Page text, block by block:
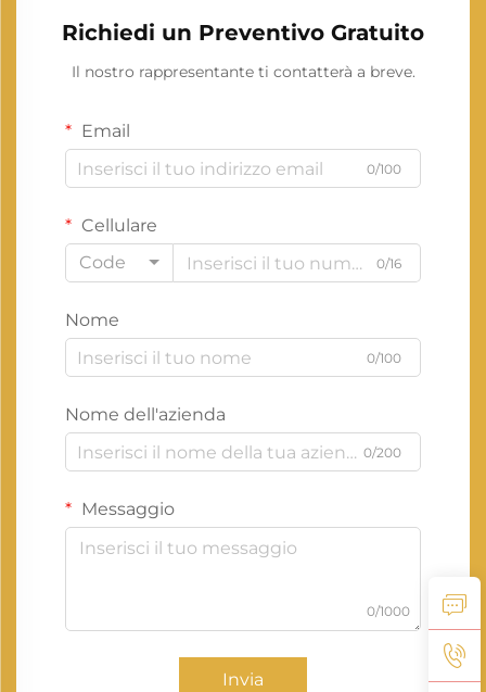
Richiedi un Preventivo Gratuito
Il nostro rappresentante ti contatterà a breve.
Email
0/100
Cellulare
Code
0/16
Nome
0/100
Nome dell'azienda
0/200
Messaggio
0/1000
Invia